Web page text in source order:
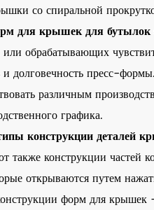
со спиральной
для крышек для
обрабатывающих
и долговечность пресс-
различным
графика.
конструкции деталей
также конструкции частей
открываются путем
форм для крышек